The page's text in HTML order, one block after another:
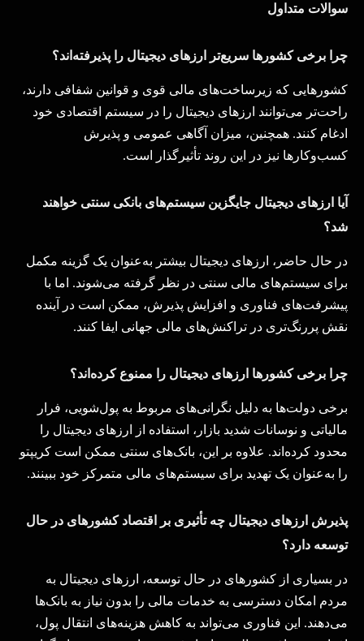
سوالات متداول
چرا برخی کشورها سریع‌تر ارزهای دیجیتال را پذیرفته‌اند؟
کشورهایی که زیرساخت‌های مالی قوی و قوانین شفافی دارند،
راحت‌تر می‌توانند ارزهای دیجیتال را در سیستم اقتصادی خود
ادغام کنند. همچنین، میزان آگاهی عمومی و پذیرش
کسب‌وکارها نیز در این روند تأثیرگذار است.
آیا ارزهای دیجیتال جایگزین سیستم‌های بانکی سنتی خواهند
شد؟
در حال حاضر، ارزهای دیجیتال بیشتر به‌عنوان یک گزینه مکمل
برای سیستم‌های مالی سنتی در نظر گرفته می‌شوند. اما با
پیشرفت‌های فناوری و افزایش پذیرش، ممکن است در آینده
نقش پررنگ‌تری در تراکنش‌های مالی جهانی ایفا کنند.
چرا برخی کشورها ارزهای دیجیتال را ممنوع کرده‌اند؟
برخی دولت‌ها به دلیل نگرانی‌های مربوط به پول‌شویی، فرار
مالیاتی و نوسانات شدید بازار، استفاده از ارزهای دیجیتال را
محدود کرده‌اند. علاوه بر این، بانک‌های سنتی ممکن است کریپتو
را به‌عنوان یک تهدید برای سیستم‌های مالی متمرکز خود ببینند.
پذیرش ارزهای دیجیتال چه تأثیری بر اقتصاد کشورهای در حال
توسعه دارد؟
در بسیاری از کشورهای در حال توسعه، ارزهای دیجیتال به
مردم امکان دسترسی به خدمات مالی را بدون نیاز به بانک‌ها
می‌دهند. این فناوری می‌تواند به کاهش هزینه‌های انتقال پول،